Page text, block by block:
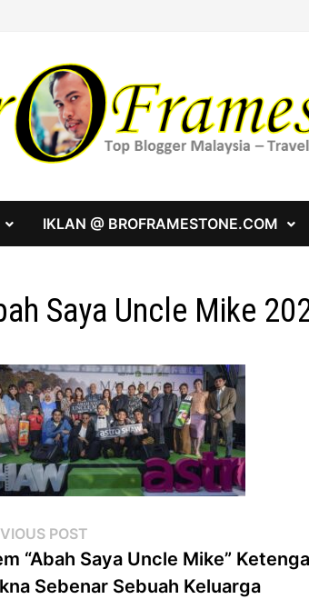
IKLAN @ BROFRAMESTONE.COM
Saya Uncle Mike
POST
post:
“Abah Saya Uncle Mike”
Sebenar Sebuah Keluarga